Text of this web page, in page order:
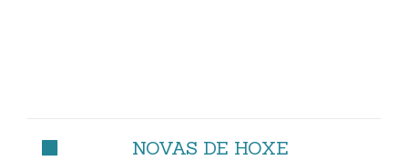
NOVAS DE HOXE